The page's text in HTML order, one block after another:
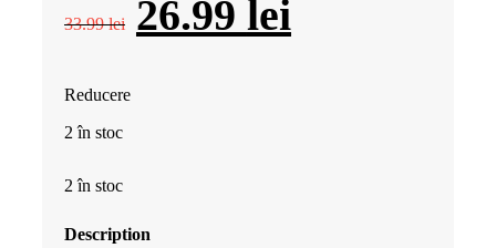
33.99lei
Prețul
33.99 lei.
26.99 lei
Reducere
2 în stoc
2 în stoc
Description